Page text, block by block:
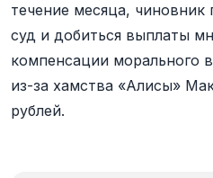
течение месяца, чиновник
суд и добиться выплаты
компенсации морального
из-за хамства «Алисы»
рублей.